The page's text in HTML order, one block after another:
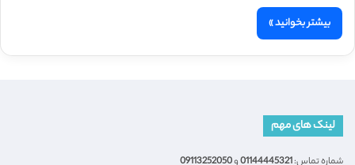
بیشتر بخوانید »
لینک های مهم